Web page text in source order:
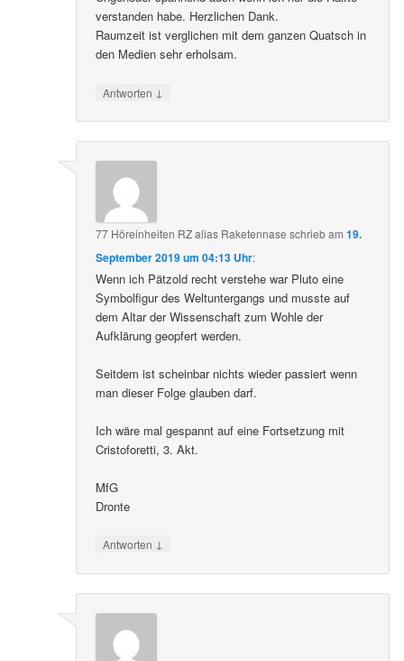
verstanden habe. Herzlichen Dank.
Raumzeit ist verglichen mit dem ganzen Quatsch in
den Medien sehr erholsam.
Antworten ↓
77 Höreinheiten RZ alias Raketennase schriebam19.
September 2019 um 04:13 Uhr:
Wenn ich Pätzold recht verstehe war Pluto eine
Symbolfigur des Weltuntergangs und musste auf
dem Altar der Wissenschaft zum Wohle der
Aufklärung geopfert werden.
Seitdem ist scheinbar nichts wieder passiert wenn
man dieser Folge glauben darf.
Ich wäre mal gespannt auf eine Fortsetzung mit
Cristoforetti, 3. Akt.
MfG
Dronte
Antworten ↓